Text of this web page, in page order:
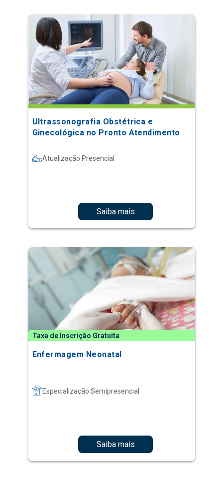
Ultrassonografia Obstétrica e
Ginecológica no Pronto Atendimento
Atualização Presencial
Saiba mais
Taxa de Inscrição Gratuita
Enfermagem Neonatal
Especialização Semipresencial
Saiba mais